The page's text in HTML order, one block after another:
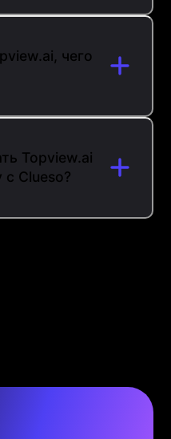
чего
Topview.ai
с Clueso?